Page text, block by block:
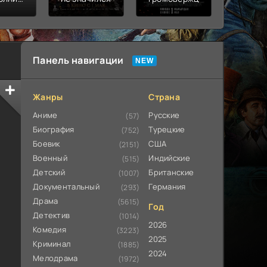
Панель навигации
Жанры
Аниме (57)
Биография (752)
Боевик (2151)
Военный (515)
Детский (1007)
Документальный (293)
Драма (5615)
Детектив (1014)
Комедия (3223)
Криминал (1885)
Мелодрама (1972)
Страна
Русские
Турецкие
США
Индийские
Британские
Германия
Год
2026
2025
2024